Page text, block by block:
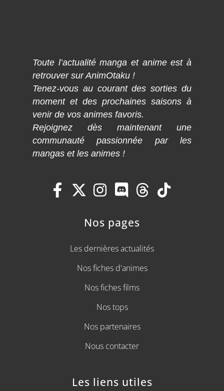
Toute l’actualité manga et anime est à
retrouver sur AnimOtaku !
Tenez-vous au courant des sorties du
moment et des prochaines saisons à
venir de vos animes favoris.
Rejoignez dès maintenant une
communauté passionnée par les
mangas et les animes !
Nos pages
Les dernières actualités
Nos fiches d'animes
Nos fiches films
Nos tops
Nos partenaires
Nous contacter
Les liens utiles